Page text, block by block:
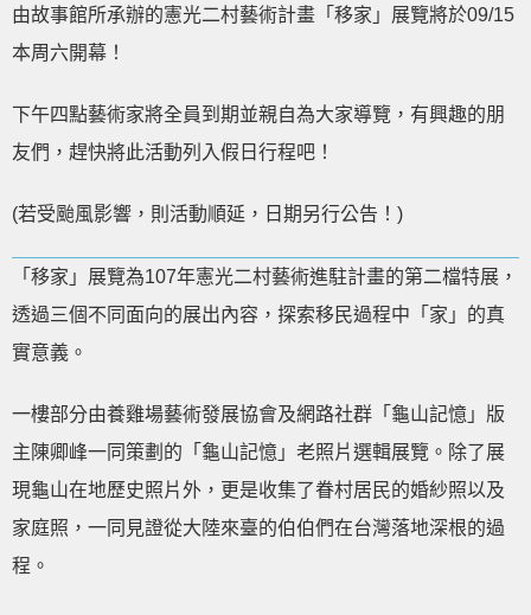
由故事館所承辦的憲光二村藝術計畫「移家」展覽將於09/15
本周六開幕！
下午四點藝術家將全員到期並親自為大家導覽，有興趣的朋
友們，趕快將此活動列入假日行程吧！
(若受颱風影響，則活動順延，日期另行公告！)
「移家」展覽為107年憲光二村藝術進駐計畫的第二檔特展，
透過三個不同面向的展出內容，探索移民過程中「家」的真
實意義。
一樓部分由養雞場藝術發展協會及網路社群「龜山記憶」版
主陳卿峰一同策劃的「龜山記憶」老照片選輯展覽。除了展
現龜山在地歷史照片外，更是收集了眷村居民的婚紗照以及
家庭照，一同見證從大陸來臺的伯伯們在台灣落地深根的過
程。